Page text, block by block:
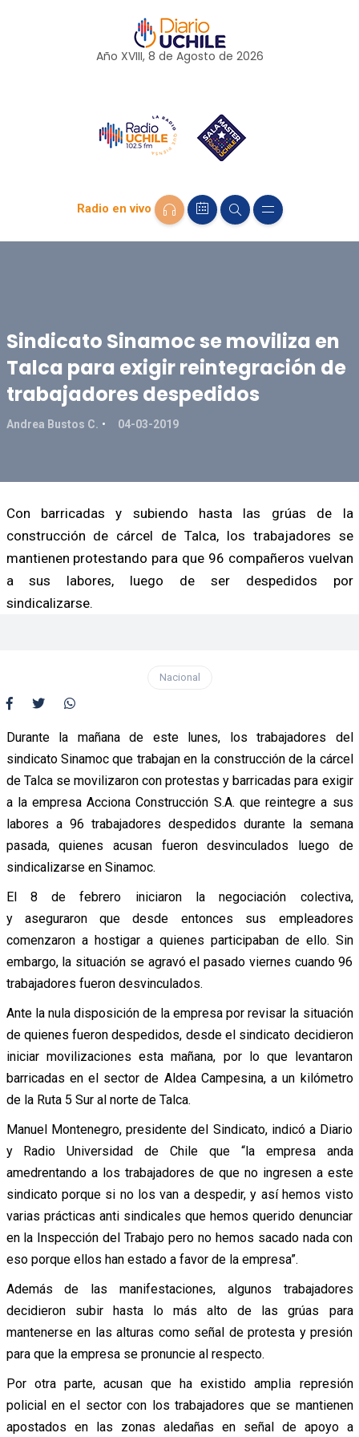
Año XVIII, 8 de Agosto de 2026
Radio en vivo
Sindicato Sinamoc se moviliza en
Talca para exigir reintegración de
trabajadores despedidos
Andrea Bustos C. 04-03-2019
Con barricadas y subiendo hasta las grúas de la
construcción de cárcel de Talca, los trabajadores se
mantienen protestando para que 96 compañeros vuelvan
a sus labores, luego de ser despedidos por
sindicalizarse.
Nacional
Durante la mañana de este lunes, los trabajadores del
sindicato Sinamoc que trabajan en la construcción de la cárcel
de Talca se movilizaron con protestas y barricadas para exigir
a la empresa Acciona Construcción S.A. que reintegre a sus
labores a 96 trabajadores despedidos durante la semana
pasada, quienes acusan fueron desvinculados luego de
sindicalizarse en Sinamoc.
El 8 de febrero iniciaron la negociación colectiva,
y aseguraron que desde entonces sus empleadores
comenzaron a hostigar a quienes participaban de ello. Sin
embargo, la situación se agravó el pasado viernes cuando 96
trabajadores fueron desvinculados.
Ante la nula disposición de la empresa por revisar la situación
de quienes fueron despedidos, desde el sindicato decidieron
iniciar movilizaciones esta mañana, por lo que levantaron
barricadas en el sector de Aldea Campesina, a un kilómetro
de la Ruta 5 Sur al norte de Talca.
Manuel Montenegro, presidente del Sindicato, indicó a Diario
y Radio Universidad de Chile que “la empresa anda
amedrentando a los trabajadores de que no ingresen a este
sindicato porque si no los van a despedir, y así hemos visto
varias prácticas anti sindicales que hemos querido denunciar
en la Inspección del Trabajo pero no hemos sacado nada con
eso porque ellos han estado a favor de la empresa”.
Además de las manifestaciones, algunos trabajadores
decidieron subir hasta lo más alto de las grúas para
mantenerse en las alturas como señal de protesta y presión
para que la empresa se pronuncie al respecto.
Por otra parte, acusan que ha existido amplia represión
policial en el sector con los trabajadores que se mantienen
apostados en las zonas aledañas en señal de apoyo a